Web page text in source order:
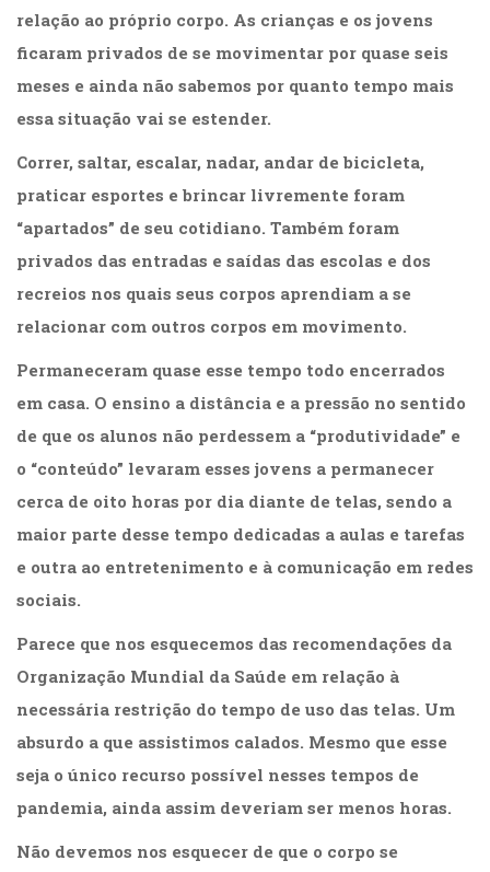
Literatura,
Ficção,
Ensaios
Obras
referência
(48)
PNL
Neurolingüística)
(41)
Psicodrama
Psicologia,
Psicoterapia
Publicidade,
Propaganda
Marketing
(33)
Puericultura
Rádio
Relações
Públicas
e
Empresarial
(31)
Religião,
Filosofia
relação ao próprio corpo. As crianças e os jovens
ficaram privados de se movimentar por quase seis
meses e ainda não sabemos por quanto tempo mais
essa situação vai se estender.
Correr, saltar, escalar, nadar, andar de bicicleta,
praticar esportes e brincar livremente foram
“apartados” de seu cotidiano. Também foram
privados das entradas e saídas das escolas e dos
recreios nos quais seus corpos aprendiam a se
relacionar com outros corpos em movimento.
Permaneceram quase esse tempo todo encerrados
em casa. O ensino a distância e a pressão no sentido
de que os alunos não perdessem a “produtividade” e
o “conteúdo” levaram esses jovens a permanecer
cerca de oito horas por dia diante de telas, sendo a
maior parte desse tempo dedicadas a aulas e tarefas
e outra ao entretenimento e à comunicação em redes
sociais.
Parece que nos esquecemos das recomendações da
Organização Mundial da Saúde em relação à
necessária restrição do tempo de uso das telas. Um
absurdo a que assistimos calados. Mesmo que esse
seja o único recurso possível nesses tempos de
pandemia, ainda assim deveriam ser menos horas.
Não devemos nos esquecer de que o corpo se